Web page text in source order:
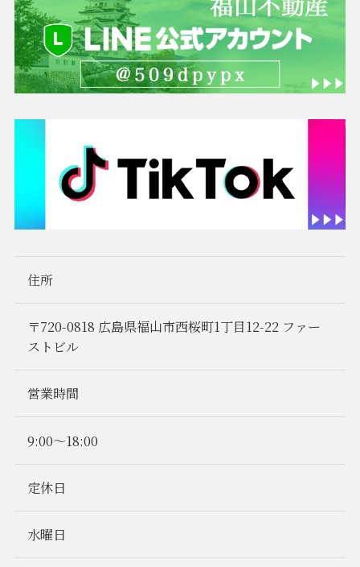
住所
〒720-0818 広島県福山市西桜町1丁目12-22 ファー
ストビル
営業時間
9:00〜18:00
定休日
水曜日